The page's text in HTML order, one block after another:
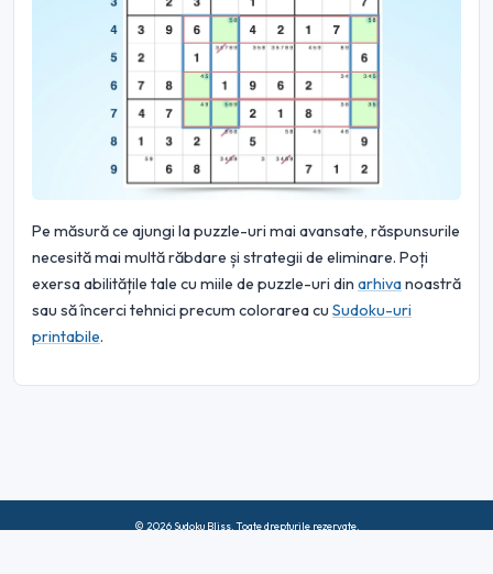
Pe măsură ce ajungi la puzzle-uri mai avansate, răspunsurile
necesită mai multă răbdare și strategii de eliminare. Poți
exersa abilitățile tale cu miile de puzzle-uri din arhivanoastră
sau să încerci tehnici precum colorarea cu Sudoku-uri
printabile.
© 2026 Sudoku Bliss. Toate drepturile rezervate.